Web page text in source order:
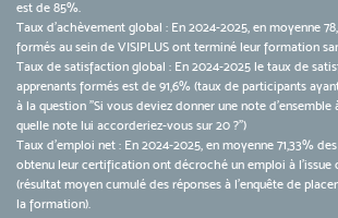
est de 85%.
Taux d’achèvement global : En 2024-2025, en moyenne
formés au sein de VISIPLUS ont terminé leur formation
Taux de satisfaction global : En 2024-2025 le taux de
apprenants formés est de 91,6% (taux de participants
à la question "Si vous deviez donner une note
quelle note lui accorderiez-vous sur 20 ?")
Taux d’emploi net : En 2024-2025, en moyenne 71,33%
obtenu leur certification ont décroché un emploi à l'issue
(résultat moyen cumulé des réponses à l'enquête de
la formation).